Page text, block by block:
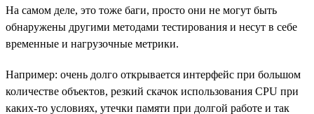
На самом деле, это тоже баги, просто они не могут быть
обнаружены другими методами тестирования и несут в себе
временные и нагрузочные метрики.
Например: очень долго открывается интерфейс при большом
количестве объектов, резкий скачок использования CPU при
каких-то условиях, утечки памяти при долгой работе и так